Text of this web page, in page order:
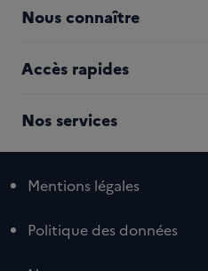
Nous connaître
Accès rapides
Nos services
Mentions légales
Politique des données